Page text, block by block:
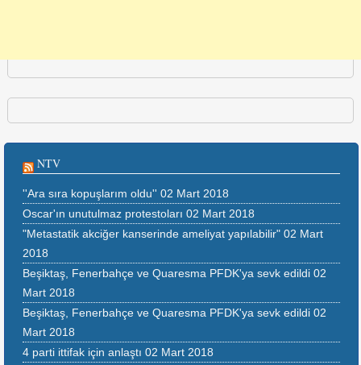
NTV
''Ara sıra kopuşlarım oldu'' 02 Mart 2018
Oscar'ın unutulmaz protestoları 02 Mart 2018
"Metastatik akciğer kanserinde ameliyat yapılabilir" 02 Mart
2018
Beşiktaş, Fenerbahçe ve Quaresma PFDK'ya sevk edildi 02
Mart 2018
Beşiktaş, Fenerbahçe ve Quaresma PFDK'ya sevk edildi 02
Mart 2018
4 parti ittifak için anlaştı 02 Mart 2018